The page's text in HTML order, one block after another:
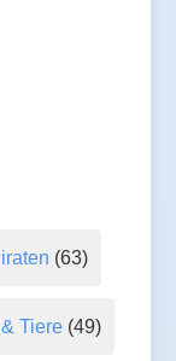
(63)
Tiere(49)